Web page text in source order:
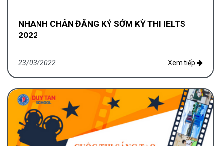
NHANH CHÂN ĐĂNG KÝ SỚM KỲ THI IELTS
2022
23/03/2022 Xem tiếp